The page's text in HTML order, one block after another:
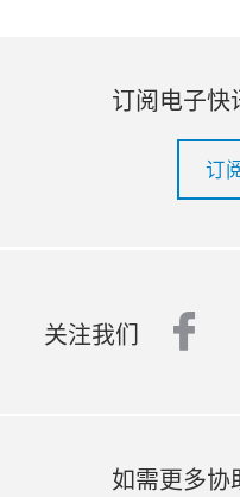
订阅电子快
订
关注我们
如需更多协